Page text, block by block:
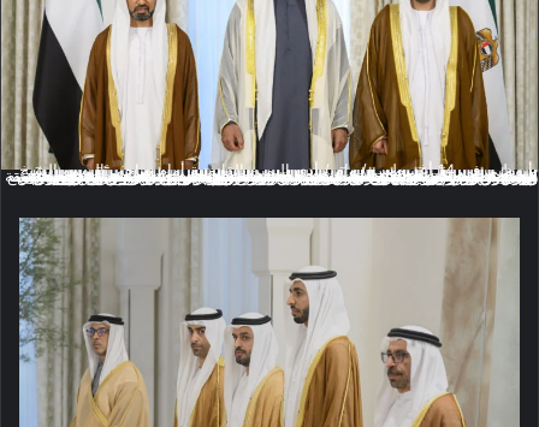
أبوظبي في 14 أغسطس / وام / أدى اليمين القانونية أمام صاحب السمو الشيخ
محمد بن زايد آل نهيان رئيس الدولة "حفظه الله" اليوم ..سعادة الشيخ زايد بن خليفة بن سلطان بن شخبوط آل نهيان سفير الدولة المعين لدى دولة قطر الشقيقة وسعادة سالم إبراهيم بن أحمد محمد النقبي سفير الدولة المعين لدى جمهورية كينيا. وأعرب صاحب السمو رئيس الدولة ــ خلال مراسم أداء اليمين التي جرت في قصر الشاطئ في أبوظبي ــ عن تمنياته لسفيري الدولة التوفيق والنجاح في مهامهما الجديدة وحثهما على بذل جهودهما الدؤوبة لتعزيز علاقات دولة الإمارات مع دولتي قطر الشقيقة وكينيا الصديقة على مختلف المستويات ..مؤكداً سموه حرص الدولة على ترسيخ علاقات الصداقة والتعاون مع مختلف الدول الشقيقة والصديقة لما فيه الخير للجميع. من جانبهما عبر سفيرا الدولة عن اعتزازهما بالثقة الغالية التي أولتهما إياها القيادة الحكيمة لتمثيل الدولة والإسهام في تحقيق مصالحها الوطنية عبر تعزيز أواصر الأخوة والصداقة والتعاون التي تربطها مع الدول الشقيقة والصديقة. حضر مراسم أداء اليمين .. سمو الشيخ منصور بن زايد آل نهيان نائب رئيس الدولة نائب رئيس مجلس الوزراء وزير ديوان الرئاسة وسمو الشيخ حمدان بن محمد بن زايد آل نهيان ومعالي الشيخ محمد بن حمد بن طحنون آل نهيان مستشار الشؤون الخاصة في ديوان الرئاسة ومعالي الشيخ شخبوط بن نهيان آل نهيان وزير دولة ومعالي خليفة شاهين المرر وزير دولة.